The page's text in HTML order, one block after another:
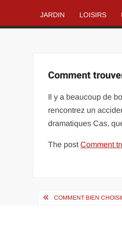
JARDIN LOISIRS
Comment
Il y a beaucoup de
rencontrez un
dramatiques Cas,
The postComment
Navigation
COMMENT BIEN